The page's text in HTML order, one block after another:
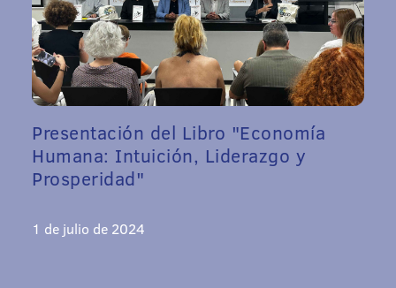
Presentación del Libro "Economía
Humana: Intuición, Liderazgo y
Prosperidad"
1 de julio de 2024